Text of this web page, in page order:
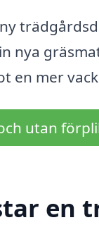
nya
en mer
utan
en